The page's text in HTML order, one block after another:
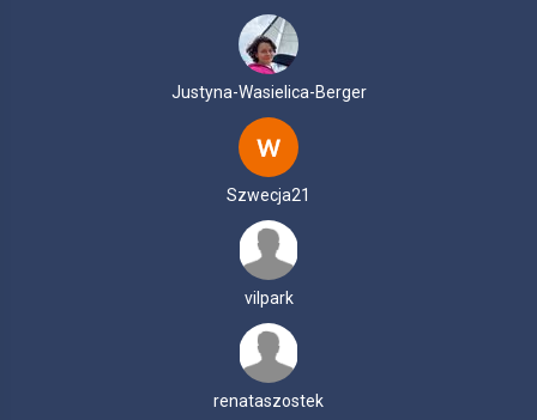
Justyna-Wasielica-Berger
Szwecja21
vilpark
renataszostek